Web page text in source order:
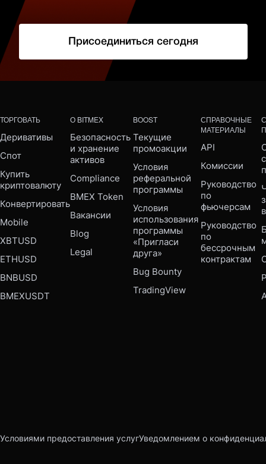
Присоединиться сегодня
ТОРГОВАТЬ
Деривативы
Спот
Купить
криптовалюту
Конвертировать
Mobile
XBTUSD
ETHUSD
BNBUSD
BMEXUSDT
О BITMEX
Безопасность
и хранение
активов
Compliance
BMEX Token
Вакансии
Blog
Legal
BOOST
Текущие
промоакции
Условия
реферальной
программы
Условия
использования
программы
«Пригласи
друга»
Bug Bounty
TradingView
СПРАВОЧНЫЕ
МАТЕРИАЛЫ
API
Комиссии
Руководство
по
фьючерсам
Руководство
по
бессрочным
контрактам
Условиями предоставления услугУведомлением о